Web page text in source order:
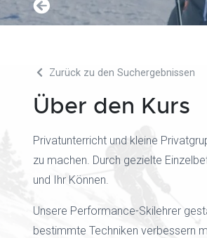
Zurück zu den Suchergebnissen
Über den Kurs
Privatunterricht und kleine
zu machen. Durch gezielte
und Ihr Können.
Unsere Performance-Skilehrer
bestimmte Techniken verbessern